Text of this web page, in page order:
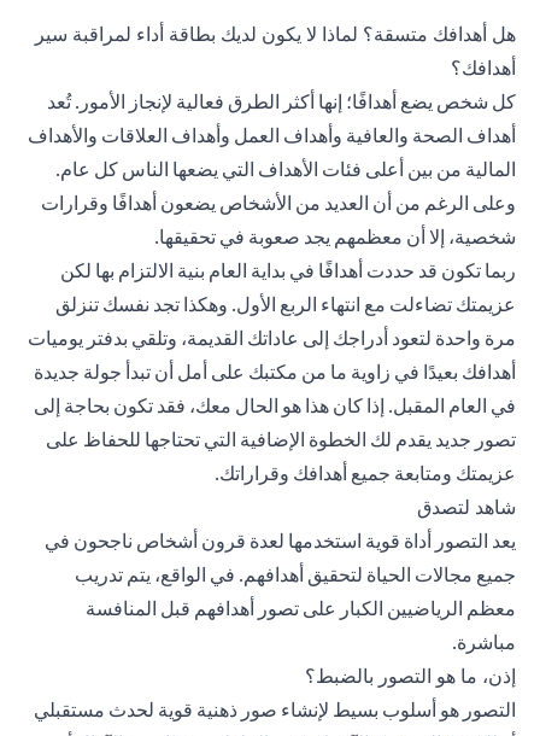
هل أهدافك متسقة؟ لماذا لا يكون لديك بطاقة أداء لمراقبة سير
أهدافك؟
كل شخص يضع أهدافًا؛ إنها أكثر الطرق فعالية لإنجاز الأمور. تُعد
أهداف الصحة والعافية وأهداف العمل وأهداف العلاقات والأهداف
المالية من بين أعلى فئات الأهداف التي يضعها الناس كل عام.
وعلى الرغم من أن العديد من الأشخاص يضعون أهدافًا وقرارات
شخصية، إلا أن معظمهم يجد صعوبة في تحقيقها.
ربما تكون قد حددت أهدافًا في بداية العام بنية الالتزام بها لكن
عزيمتك تضاءلت مع انتهاء الربع الأول. وهكذا تجد نفسك تنزلق
مرة واحدة لتعود أدراجك إلى عاداتك القديمة، وتلقي بدفتر يوميات
أهدافك بعيدًا في زاوية ما من مكتبك على أمل أن تبدأ جولة جديدة
في العام المقبل. إذا كان هذا هو الحال معك، فقد تكون بحاجة إلى
تصور جديد يقدم لك الخطوة الإضافية التي تحتاجها للحفاظ على
عزيمتك ومتابعة جميع أهدافك وقراراتك.
شاهد لتصدق
يعد التصور أداة قوية استخدمها لعدة قرون أشخاص ناجحون في
جميع مجالات الحياة لتحقيق أهدافهم. في الواقع، يتم تدريب
معظم الرياضيين الكبار على تصور أهدافهم قبل المنافسة
مباشرة.
إذن، ما هو التصور بالضبط؟
التصور هو أسلوب بسيط لإنشاء صور ذهنية قوية لحدث مستقبلي